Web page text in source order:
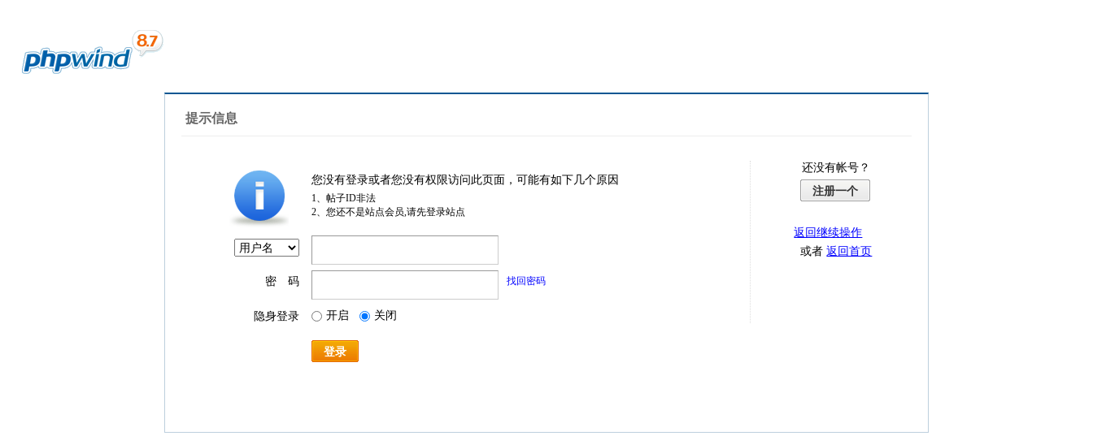
提示信息
您没有登录或者您没有权限访问此页面，可能有如下几个原因
1、帖子ID非法
2、您还不是站点会员,请先登录站点
密 码 找回密码
隐身登录 开启 关闭
登录
还没有帐号？
注册一个
返回继续操作
或者返回首页